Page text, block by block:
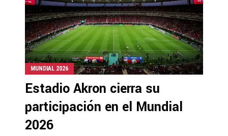
MUNDIAL 2026
Estadio Akron cierra su
participación en el Mundial
2026